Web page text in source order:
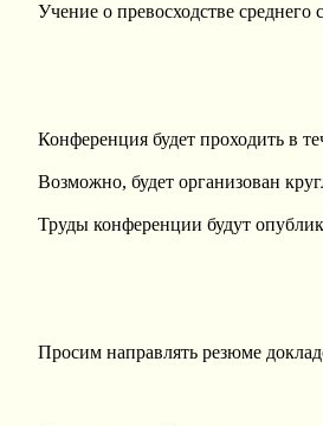
Учение о превосходстве
Конференция будет проходить в
Возможно, будет организован
Труды конференции будут
Просим направлять резюме